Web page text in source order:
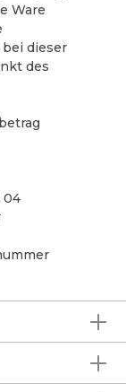
Ware
dieser
des
04